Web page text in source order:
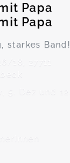
Papa
Papa
starkes Band!
18, 27711
5. Dez und 12.